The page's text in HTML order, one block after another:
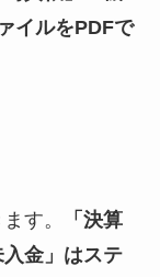
イルをPDFで
す。
「決算
金」はステ